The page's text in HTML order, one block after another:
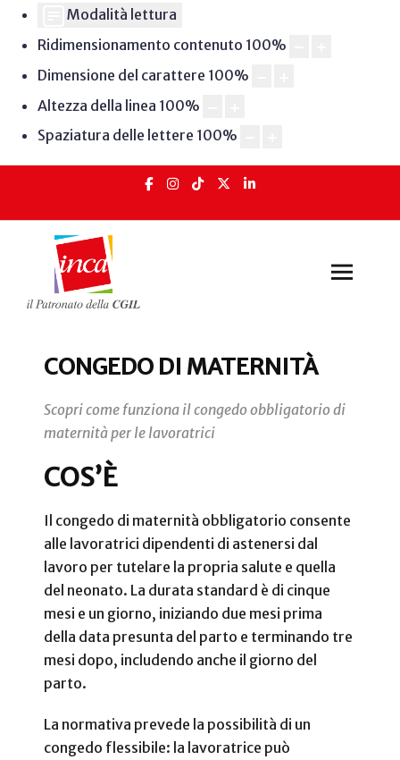
Modalità lettura
Ridimensionamento contenuto 100%
Dimensione del carattere 100%
Altezza della linea 100%
Spaziatura delle lettere 100%
CONGEDO DI MATERNITÀ
Scopri come funziona il congedo obbligatorio di
maternità per le lavoratrici
COS’È
Il congedo di maternità obbligatorio consente
alle lavoratrici dipendenti di astenersi dal
lavoro per tutelare la propria salute e quella
del neonato. La durata standard è di cinque
mesi e un giorno, iniziando due mesi prima
della data presunta del parto e terminando tre
mesi dopo, includendo anche il giorno del
parto.
La normativa prevede la possibilità di un
congedo flessibile: la lavoratrice può